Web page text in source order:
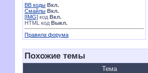
BB коды Вкл.
Смайлы Вкл.
[IMG] код Вкл.
HTML код Выкл.
Правила форума
Похожие темы
Тема